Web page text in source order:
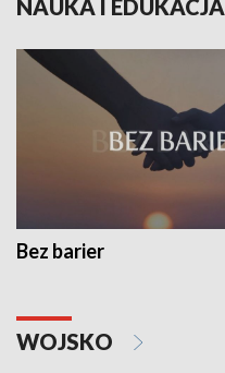
NAUKA I EDUKACJA
Bez barier
WOJSKO